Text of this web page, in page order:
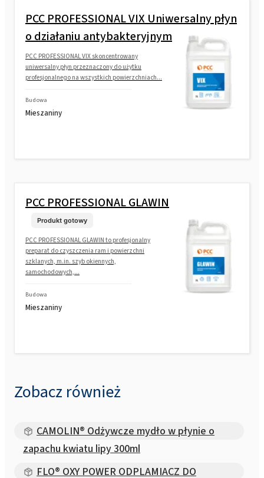
PCC PROFESSIONAL VIX Uniwersalny płyn
o działaniu antybakteryjnym
PCC PROFESSIONAL VIX skoncentrowany
uniwersalny płyn przeznaczony do użytku
profesjonalnego na wszystkich powierzchniach...
Budowa
Mieszaniny
PCC PROFESSIONAL GLAWIN
Produkt gotowy
PCC PROFESSIONAL GLAWIN to profesjonalny
preparat do czyszczenia ram i powierzchni
szklanych, m.in. szyb okiennych,
samochodowych,...
Budowa
Mieszaniny
Zobacz również
CAMOLIN® Odżywcze mydło w płynie o
zapachu kwiatu lipy 300ml
FLO® OXY POWER ODPLAMIACZ DO